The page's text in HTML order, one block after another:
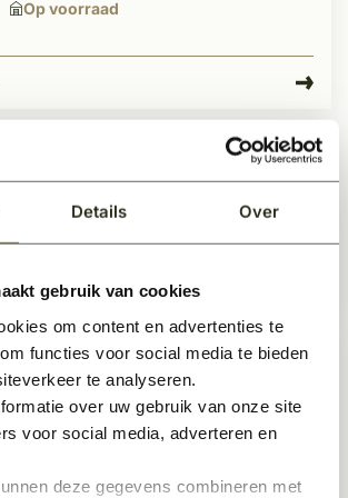
Details Over
gebruik van cookies
om content en advertenties te
functies voor social media te bieden
te analyseren.
over uw gebruik van onze site
voor social media, adverteren en
deze gegevens combineren met
Op voorraad
Op voorraad
Stalraam ossenoog dubbel glas
Op voorraad
Betonnen stukadoorsmal